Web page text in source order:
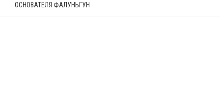
ОСНОВАТЕЛЯ ФАЛУНЬГУН